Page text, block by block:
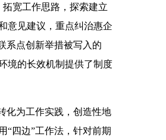
宽工作思路，探索建立
意见建议，重点纠治惠企
系点创新举措被写入的
境的长效机制提供了制度
为工作实践，创造性地
“四边”工作法，针对前期